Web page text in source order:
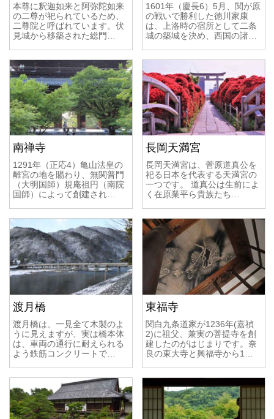
本尊に釈迦如来と阿弥陀如来
の二尊が祀られているため、
二尊院と呼ばれています。伏
見城から移築された総門…
1601年（慶長6）5月、関が原
の戦いで勝利した徳川家康
は、上洛時の宿所として二条
城の築城を決め、西国の諸…
南禅寺
1291年（正応4）亀山法皇の
離宮の地を賜わり、無関普門
（大明国師）規庵祖円（南院
国師）によって創建され…
長岡天満宮
長岡天満宮は、菅原道真公を
祀る日本を代表する天満宮の
一つです。 道真公は生前によ
く在原業平ら貴族たち…
渡月橋
渡月橋は、一見全て木製のよ
うに見えますが、実は橋本体
は、車両の通行に耐えられる
よう鉄筋コンクリートで…
東福寺
関白九条道家が1236年(嘉禎
2)に祖父、兼実の菩提寺を創
建したのがはじまりです。奈
良の東大寺と興福寺から1…